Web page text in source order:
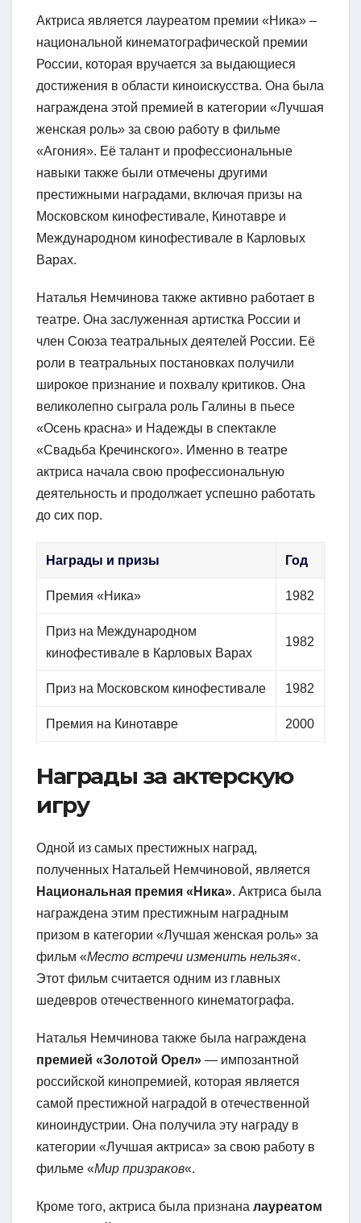
Актриса является лауреатом премии «Ника» –
национальной кинематографической премии
России, которая вручается за выдающиеся
достижения в области киноискусства. Она была
награждена этой премией в категории «Лучшая
женская роль» за свою работу в фильме
«Агония». Её талант и профессиональные
навыки также были отмечены другими
престижными наградами, включая призы на
Московском кинофестивале, Кинотавре и
Международном кинофестивале в Карловых
Варах.
Наталья Немчинова также активно работает в
театре. Она заслуженная артистка России и
член Союза театральных деятелей России. Её
роли в театральных постановках получили
широкое признание и похвалу критиков. Она
великолепно сыграла роль Галины в пьесе
«Осень красна» и Надежды в спектакле
«Свадьба Кречинского». Именно в театре
актриса начала свою профессиональную
деятельность и продолжает успешно работать
до сих пор.
Награды и призы Год
Премия «Ника» 1982
Приз на Международном
кинофестивале в Карловых Варах
1982
Приз на Московском кинофестивале 1982
Премия на Кинотавре 2000
Награды за актерскую
игру
Одной из самых престижных наград,
полученных Натальей Немчиновой, является
Национальная премия «Ника». Актриса была
награждена этим престижным наградным
призом в категории «Лучшая женская роль» за
фильм «Место встречи изменить нельзя«.
Этот фильм считается одним из главных
шедевров отечественного кинематографа.
Наталья Немчинова также была награждена
премией «Золотой Орел» — импозантной
российской кинопремией, которая является
самой престижной наградой в отечественной
киноиндустрии. Она получила эту награду в
категории «Лучшая актриса» за свою работу в
фильме «Мир призраков«.
Кроме того, актриса была признана лауреатом